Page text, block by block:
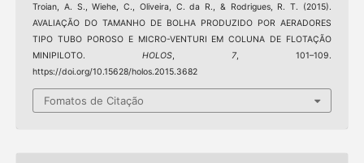
Troian, A. S., Wiehe, C., Oliveira, C. da R., & Rodrigues, R. T. (2015).
AVALIAÇÃO DO TAMANHO DE BOLHA PRODUZIDO POR AERADORES
TIPO TUBO POROSO E MICRO-VENTURI EM COLUNA DE FLOTAÇÃO
MINIPILOTO. HOLOS,7, 101–109.
https://doi.org/10.15628/holos.2015.3682
Fomatos de Citação